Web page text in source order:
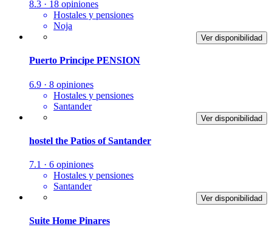
8.3 · 18 opiniones
Hostales y pensiones
Noja
Ver disponibilidad
Puerto Principe PENSION
6.9 · 8 opiniones
Hostales y pensiones
Santander
Ver disponibilidad
hostel the Patios of Santander
7.1 · 6 opiniones
Hostales y pensiones
Santander
Ver disponibilidad
Suite Home Pinares